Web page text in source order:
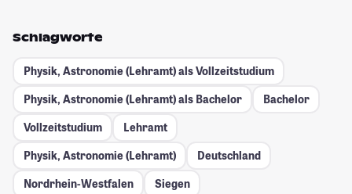
Schlagworte
Physik, Astronomie (Lehramt) als Vollzeitstudium
Physik, Astronomie (Lehramt) als Bachelor
Bachelor
Vollzeitstudium
Lehramt
Physik, Astronomie (Lehramt)
Deutschland
Nordrhein-Westfalen
Siegen